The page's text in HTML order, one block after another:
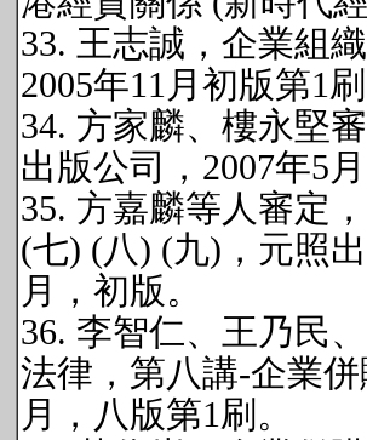
33. 王志誠，企業組
2005年11月初版第1
34. 方家麟、樓永堅
出版公司，2007年5
35. 方嘉麟等人審定
(七) (八) (九)，元照
月，初版。
36. 李智仁、王乃民
法律，第八講-企業
月，八版第1刷。